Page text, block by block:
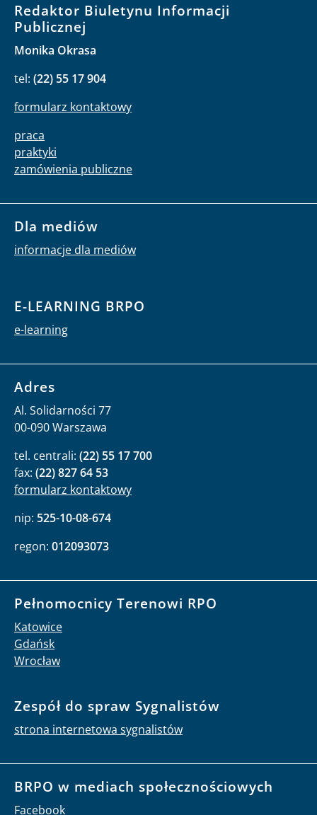
Redaktor Biuletynu Informacji
Publicznej
Monika Okrasa
tel: (22) 55 17 904
formularz kontaktowy
praca
praktyki
zamówienia publiczne
Dla mediów
informacje dla mediów
E-LEARNING BRPO
e-learning
Adres
Al. Solidarności 77
00-090 Warszawa
tel. centrali: (22) 55 17 700
fax: (22) 827 64 53
formularz kontaktowy
nip: 525-10-08-674
regon: 012093073
Pełnomocnicy Terenowi RPO
Katowice
Gdańsk
Wrocław
Zespół do spraw Sygnalistów
strona internetowa sygnalistów
BRPO w mediach społecznościowych
Facebook